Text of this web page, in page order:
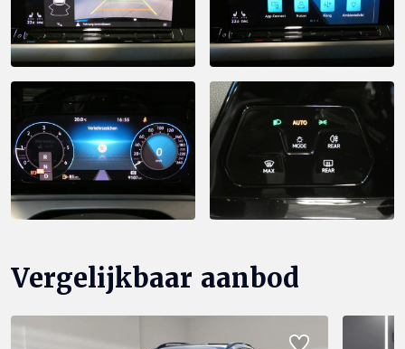
Vergelijkbaar aanbod